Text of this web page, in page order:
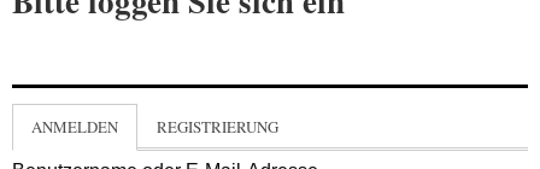
ANMELDEN REGISTRIERUNG